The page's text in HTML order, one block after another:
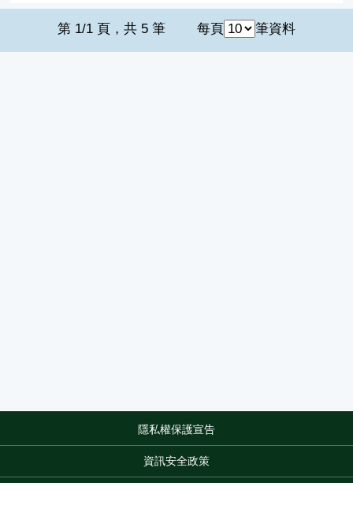
第 1/1 頁，共 5 筆 每頁 筆資料
隱私權保護宣告
資訊安全政策